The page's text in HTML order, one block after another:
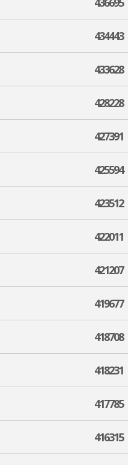
434443
433628
428228
427391
425594
423512
422011
421207
419677
418708
418231
417785
416315